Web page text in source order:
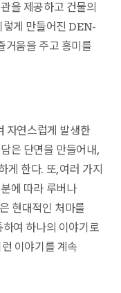
을 제공하고 건물의
렇게 만들어진 DEN-
거움을 주고 흥미를
자연스럽게 발생한
은 단면을 만들어내,
게 한다. 또, 여러 가지
에 따라 루버나
현대적인 처마를
여 하나의 이야기로
이야기를 계속